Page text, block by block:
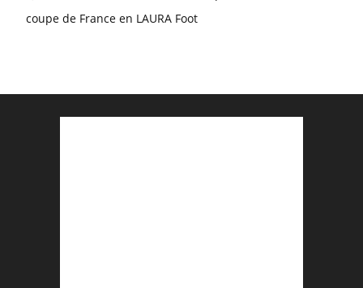
coupe de France en LAURA Foot